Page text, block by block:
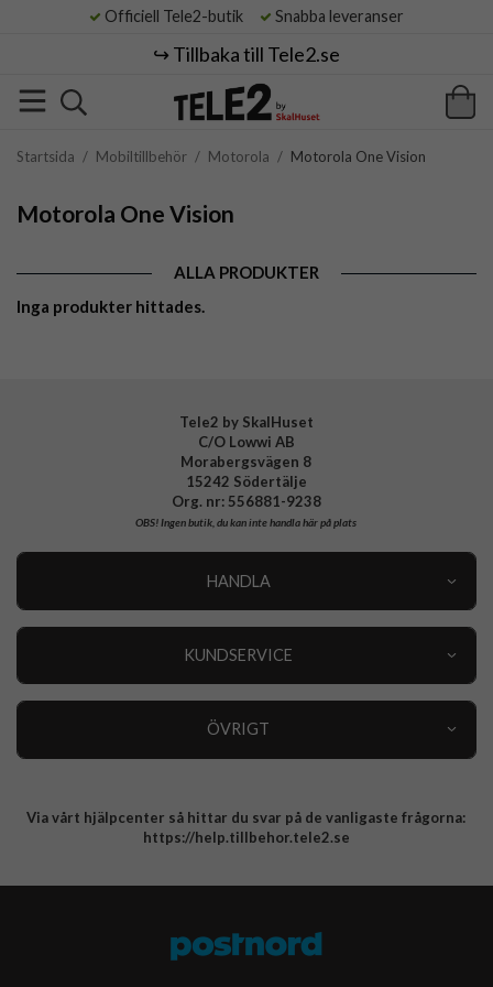
Officiell Tele2-butik Snabba leveranser
↪️ Tillbaka till Tele2.se
Startsida / Mobiltillbehör / Motorola / Motorola One Vision
Motorola One Vision
ALLA PRODUKTER
Inga produkter hittades.
Tele2 by SkalHuset
C/O Lowwi AB
Morabergsvägen 8
15242 Södertälje
Org. nr: 556881-9238
OBS!Ingen butik, du kan inte handla här på plats
HANDLA
KUNDSERVICE
ÖVRIGT
Integritetspolicy
Via vårt hjälpcenter så hittar du svar på de vanligaste frågorna:
https://help.tillbehor.tele2.se